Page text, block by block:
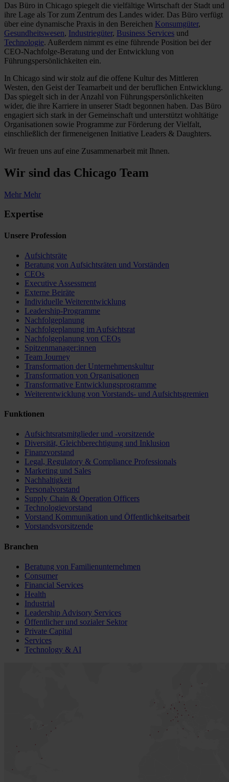
Das Büro in Chicago spiegelt die vielfältige Wirtschaft der Stadt und
ihre Lage als Tor zum Zentrum des Landes wider. Das Büro verfügt
über eine dynamische Praxis in den Bereichen Konsumgüter,
Gesundheitswesen, Industriegüter, Business Services und
Technologie. Außerdem nimmt es eine führende Position bei der
CEO-Nachfolge-Beratung und der Entwicklung von
Führungspersönlichkeiten ein.
In Chicago sind wir stolz auf die offene Kultur des Mittleren
Westen, den Geist der Teamarbeit und der beruflichen Entwicklung.
Das spiegelt sich in der Anzahl von Führungspersönlichkeiten
wider, die ihre Karriere in unserer Stadt begonnen haben. Das Büro
engagiert sich stark in der Gemeinschaft und unterstützt wohltätige
Organisationen sowie Programme zur Förderung der Vielfalt,
einschließlich der firmeneigenen Initiative Leaders & Daughters.
Wir freuen uns auf eine Zusammenarbeit mit Ihnen.
Wir sind das Chicago Team
Mehr Mehr
Expertise
Unsere Profession
Aufsichtsräte
Beratung von Aufsichtsräten und Vorständen
CEOs
Executive Assessment
Externe Beiräte
Individuelle Weiterentwicklung
Leadership-Programme
Nachfolgeplanung
Nachfolgeplanung im Aufsichtsrat
Nachfolgeplanung von CEOs
Spitzenmanager:innen
Team Journey
Transformation der Unternehmenskultur
Transformation von Organisationen
Transformative Entwicklungsprogramme
Weiterentwicklung von Vorstands- und Aufsichtsgremien
Funktionen
Aufsichtsratsmitglieder und -vorsitzende
Diversität, Gleichberechtigung und Inklusion
Finanzvorstand
Legal, Regulatory & Compliance Professionals
Marketing und Sales
Nachhaltigkeit
Personalvorstand
Supply Chain & Operation Officers
Technologievorstand
Vorstand Kommunikation und Öffentlichkeitsarbeit
Vorstandsvorsitzende
Branchen
Beratung von Familienunternehmen
Consumer
Financial Services
Health
Industrial
Leadership Advisory Services
Öffentlicher und sozialer Sektor
Private Capital
Services
Technology & AI